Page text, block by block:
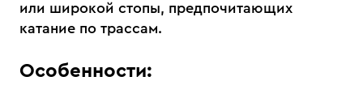
или широкой стопы, предпочитающих
катание по трассам.
Особенности: